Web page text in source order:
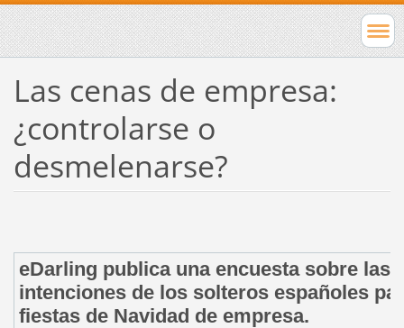
Las cenas de empresa:
¿controlarse o
desmelenarse?
eDarling publica una encuesta sobre las
intenciones de los solteros españoles
fiestas de Navidad de empresa.